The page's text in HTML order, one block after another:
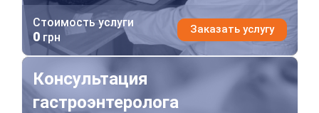
Стоимость услуги
0грн
Заказать услугу
Консультация гастроэнтеролога
Консультация
гастроэнтеролога